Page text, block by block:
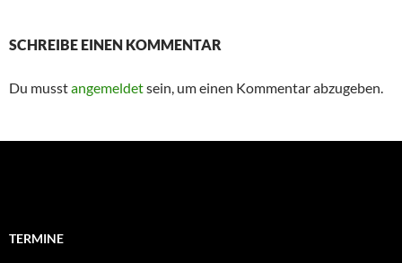
SCHREIBE EINEN KOMMENTAR
Du musstangemeldetsein, um einen Kommentar abzugeben.
TERMINE